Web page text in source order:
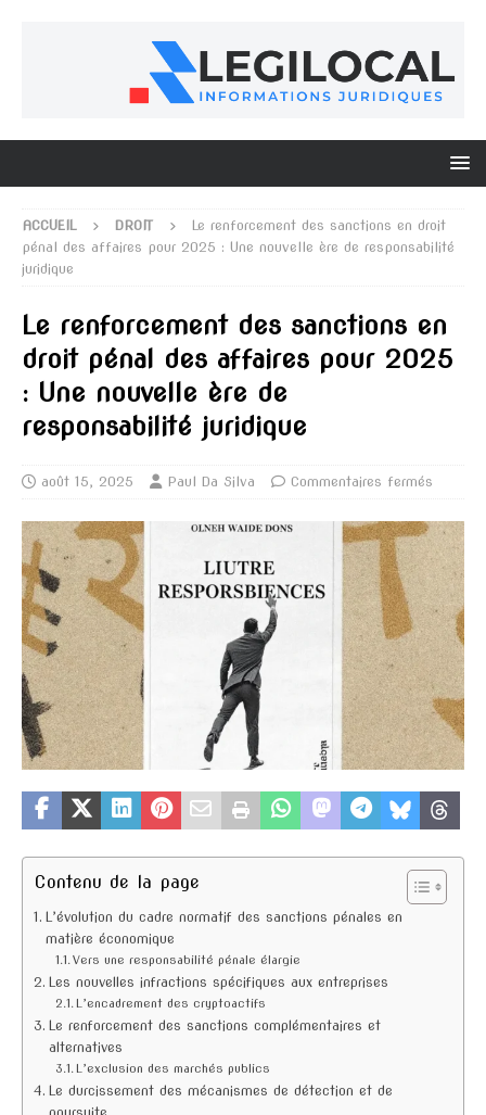
ACCUEIL DROIT
Le renforcement des sanctions en droit
pénal des affaires pour 2025 : Une nouvelle ère de responsabilité
juridique
Le renforcement des sanctions en
droit pénal des affaires pour 2025
: Une nouvelle ère de
responsabilité juridique
août 15, 2025 Paul Da Silva Commentaires fermés
Contenu de la page
L’évolution du cadre normatif des sanctions pénales en
matière économique
Vers une responsabilité pénale élargie
Les nouvelles infractions spécifiques aux entreprises
L’encadrement des cryptoactifs
Le renforcement des sanctions complémentaires et
alternatives
L’exclusion des marchés publics
Le durcissement des mécanismes de détection et de